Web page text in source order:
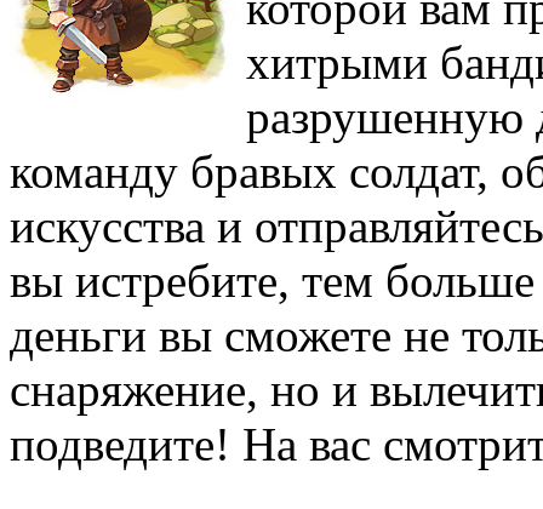
хитрыми
разрушенную
команду бравых солдат,
искусства и
вы истребите, тем больше
деньги вы сможете не
снаряжение, но и
подведите! На вас